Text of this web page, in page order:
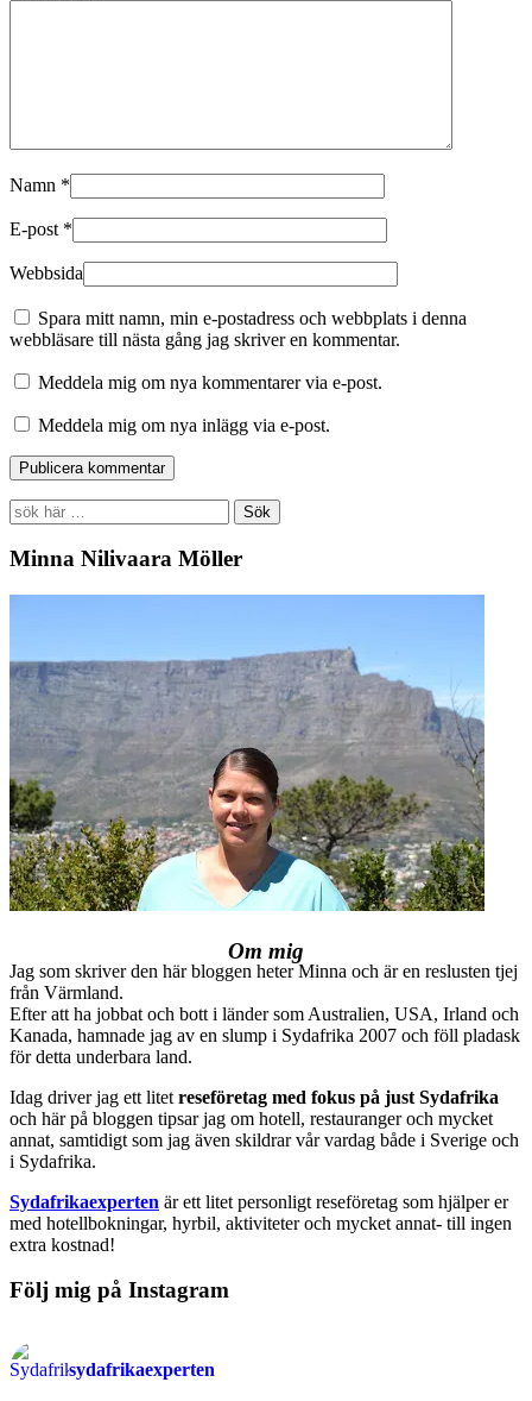
Namn *
E-post *
Webbsida
Spara mitt namn, min e-postadress och webbplats i denna
webbläsare till nästa gång jag skriver en kommentar.
Meddela mig om nya kommentarer via e-post.
Meddela mig om nya inlägg via e-post.
Search
for:
Minna Nilivaara Möller
Om mig
Jag som skriver den här bloggen heter Minna och är en reslusten tjej
från Värmland.
Efter att ha jobbat och bott i länder som Australien, USA, Irland och
Kanada, hamnade jag av en slump i Sydafrika 2007 och föll pladask
för detta underbara land.
Idag driver jag ett litet reseföretag med fokus på just Sydafrika
och här på bloggen tipsar jag om hotell, restauranger och mycket
annat, samtidigt som jag även skildrar vår vardag både i Sverige och
i Sydafrika.
Sydafrikaexperten är ett litet personligt reseföretag som hjälper er
med hotellbokningar, hyrbil, aktiviteter och mycket annat- till ingen
extra kostnad!
Följ mig på Instagram
sydafrikaexperten